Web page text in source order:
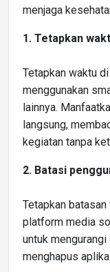
menjaga
1. Tetapkan
Tetapkan waktu
menggunakan
lainnya.
langsung,
kegiatan tanpa
2. Batasi
Tetapkan
platform media
untuk
menghapus